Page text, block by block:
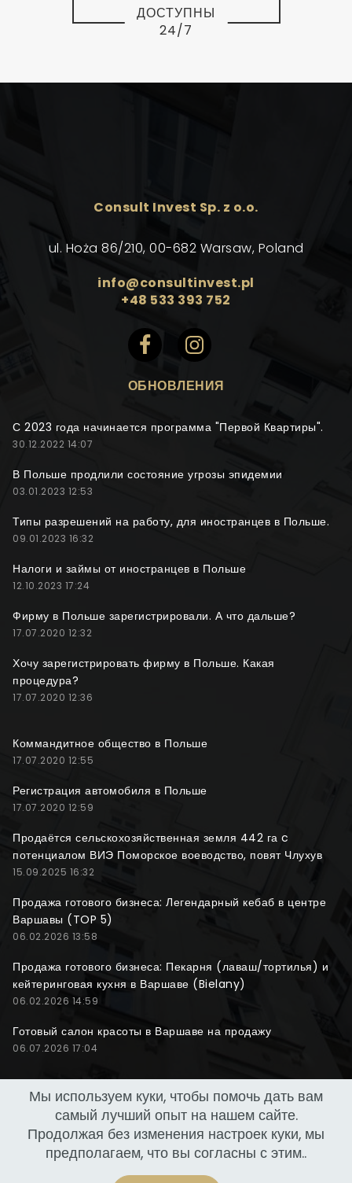
ДОСТУПНЫ
24/7
Consult Invest Sp. z o.o.
ul. Hoża 86/210, 00-682 Warsaw, Poland
info@consultinvest.pl
+48 533 393 752
ОБНОВЛЕНИЯ
С 2023 года начинается программа "Первой Квартиры".
30.12.2022 14:07
В Польше продлили состояние угрозы эпидемии
03.01.2023 12:53
Типы разрешений на работу, для иностранцев в Польше.
09.01.2023 16:32
Налоги и займы от иностранцев в Польше
12.10.2023 17:24
Фирму в Польше зарегистрировали. А что дальше?
17.07.2020 12:32
Хочу зарегистрировать фирму в Польше. Какая
процедура?
17.07.2020 12:36
Коммандитное общество в Польше
17.07.2020 12:55
Регистрация автомобиля в Польше
17.07.2020 12:59
Продаётся сельскохозяйственная земля 442 га c
потенциалом ВИЭ Поморское воеводство, повят Члухув
15.09.2025 16:32
Продажа готового бизнеса: Легендарный кебаб в центре
Варшавы (TOP 5)
06.02.2026 13:58
Продажа готового бизнеса: Пекарня (лаваш/тортилья) и
кейтеринговая кухня в Варшаве (Bielany)
06.02.2026 14:59
Готовый салон красоты в Варшаве на продажу
06.07.2026 17:04
Мы используем куки, чтобы помочь дать вам
самый лучший опыт на нашем сайте.
Продолжая без изменения настроек куки, мы
предполагаем, что вы согласны с этим..